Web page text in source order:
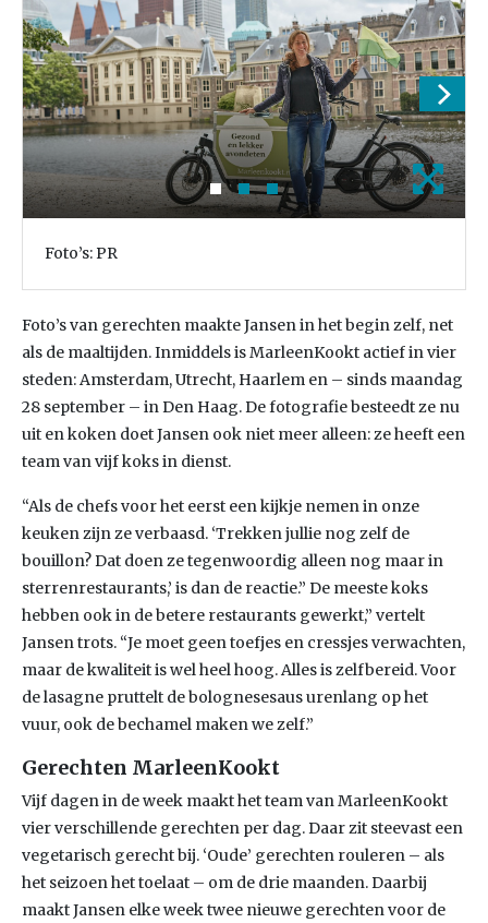
Foto’s: PR
Foto’s van gerechten maakte Jansen in het begin zelf, net
als de maaltijden. Inmiddels is MarleenKookt actief in vier
steden: Amsterdam, Utrecht, Haarlem en – sinds maandag
28 september – in Den Haag. De fotografie besteedt ze nu
uit en koken doet Jansen ook niet meer alleen: ze heeft een
team van vijf koks in dienst.
“Als de chefs voor het eerst een kijkje nemen in onze
keuken zijn ze verbaasd. ‘Trekken jullie nog zelf de
bouillon? Dat doen ze tegenwoordig alleen nog maar in
sterrenrestaurants,’ is dan de reactie.” De meeste koks
hebben ook in de betere restaurants gewerkt,” vertelt
Jansen trots. “Je moet geen toefjes en cressjes verwachten,
maar de kwaliteit is wel heel hoog. Alles is zelfbereid. Voor
de lasagne pruttelt de bolognesesaus urenlang op het
vuur, ook de bechamel maken we zelf.”
Gerechten MarleenKookt
Vijf dagen in de week maakt het team van MarleenKookt
vier verschillende gerechten per dag. Daar zit steevast een
vegetarisch gerecht bij. ‘Oude’ gerechten rouleren – als
het seizoen het toelaat – om de drie maanden. Daarbij
maakt Jansen elke week twee nieuwe gerechten voor de